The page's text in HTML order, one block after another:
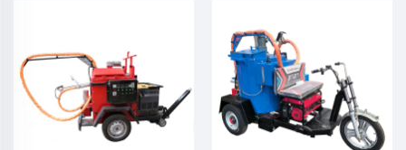
sửa chữa mặt đường, LS-
1000QY
sửa chữa mặt đường, LS-
400ZZ